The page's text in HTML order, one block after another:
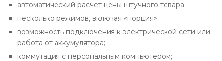
автоматический расчет цены штучного товара;
несколько режимов, включая «порция»;
возможность подключения к электрической сети или
работа от аккумулятора;
коммутация с персональным компьютером;